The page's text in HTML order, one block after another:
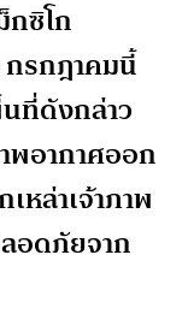
กซิโก
กรกฎาคมนี้
ที่ดังกล่าว
พอากาศออก
หล่าเจ้าภาพ
อดภัยจาก